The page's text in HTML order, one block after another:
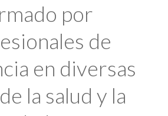
por
de
en diversas
la salud y la